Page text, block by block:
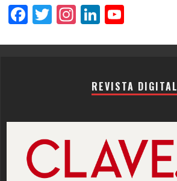
Facebook
Twitter
Instagram
LinkedIn
REVISTA DIGITAL